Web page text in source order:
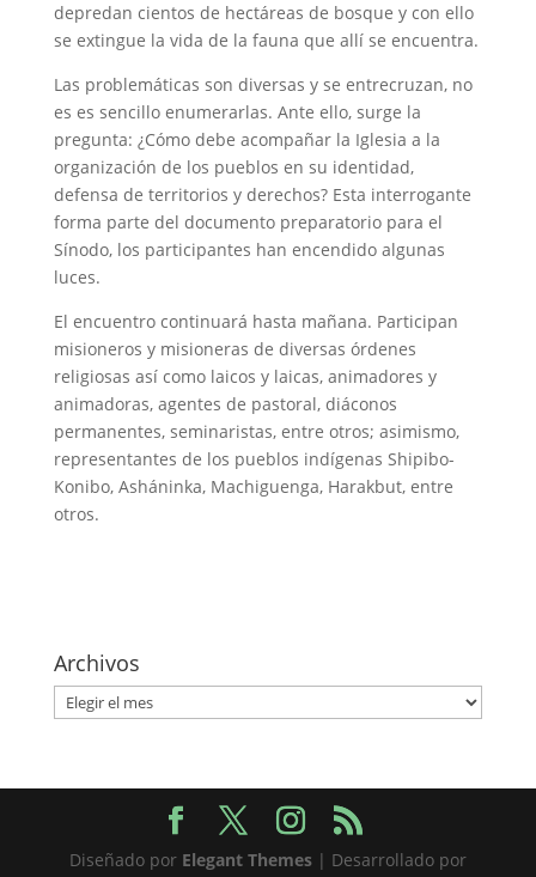
depredan cientos de hectáreas de bosque y con ello
se extingue la vida de la fauna que allí se encuentra.
Las problemáticas son diversas y se entrecruzan, no
es es sencillo enumerarlas. Ante ello, surge la
pregunta: ¿Cómo debe acompañar la Iglesia a la
organización de los pueblos en su identidad,
defensa de territorios y derechos? Esta interrogante
forma parte del documento preparatorio para el
Sínodo, los participantes han encendido algunas
luces.
El encuentro continuará hasta mañana. Participan
misioneros y misioneras de diversas órdenes
religiosas así como laicos y laicas, animadores y
animadoras, agentes de pastoral, diáconos
permanentes, seminaristas, entre otros; asimismo,
representantes de los pueblos indígenas Shipibo-
Konibo, Asháninka, Machiguenga, Harakbut, entre
otros.
Archivos
Archivos
Diseñado por Elegant Themes| Desarrollado por